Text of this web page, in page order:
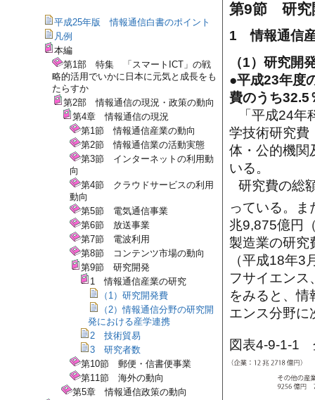
第9節 研究
1 情報通信
（1）研究開
●平成23年度
費のうち32.5
「平成24
学技術研究費
体・公的機関
いる。
研究費の総
っている。
兆9,875億円
製造業の研究
（平成18年
フサイエンス
をみると、
エンス分野に
図表4-9-1-1
平成25年版 情報通信白書のポイント
凡例
本編
第1部 特集 「スマートICT」の戦
略的活用でいかに日本に元気と成長をも
たらすか
第2部 情報通信の現況・政策の動向
第4章 情報通信の現況
第1節 情報通信産業の動向
第2節 情報通信業の活動実態
第3節 インターネットの利用動
向
第4節 クラウドサービスの利用
動向
第5節 電気通信事業
第6節 放送事業
第7節 電波利用
第8節 コンテンツ市場の動向
第9節 研究開発
1 情報通信産業の研究
（1）研究開発費
（2）情報通信分野の研究開
発における産学連携
2 技術貿易
3 研究者数
第10節 郵便・信書便事業
第11節 海外の動向
第5章 情報通信政策の動向